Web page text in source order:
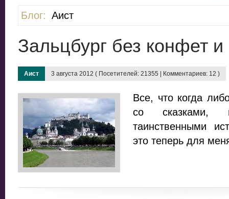
Блог: Аист
Зальцбург без конфет
Аист 3 августа 2012 ( Посетителей: 21355 | Комментариев: 12 )
Все, что когда
со сказками,
таинственными
это теперь для